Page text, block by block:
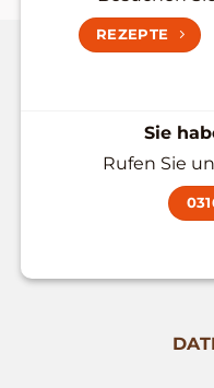
REZEPTE
Sie
Rufen Sie